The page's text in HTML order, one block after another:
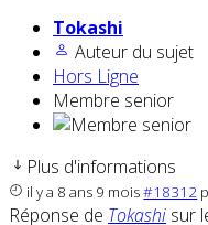
Tokashi
Auteur du sujet
Hors Ligne
Membre senior
Plus d'informations
il y a 8 ans 9 mois#18312
Réponse de Tokashi sur